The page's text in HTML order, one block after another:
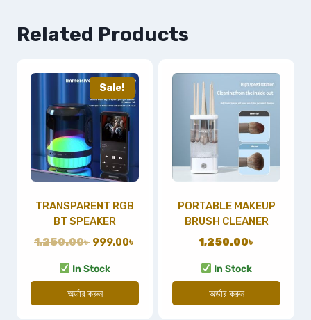
Related Products
Sale!
TRANSPARENT RGB
BT SPEAKER
1,250.00৳ 999.00৳
In Stock
অর্ডার করুন
PORTABLE MAKEUP
BRUSH CLEANER
1,250.00৳
In Stock
অর্ডার করুন